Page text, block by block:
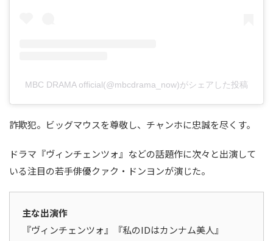
MBC DRAMA official(@mbcdrama_now)がシェアした投稿
詐欺犯。ビッグマウスを尊敬し、チャンホに忠誠を尽くす。
ドラマ『ヴィンチェンツォ』などの話題作に次々と出演して
いる注目の若手俳優クァク・ドンヨンが演じた。
主な出演作
『ヴィンチェンツォ』『私のIDはカンナム美人』